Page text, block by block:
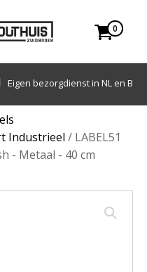
0
BE. Afhalen ook mogelijk.
Industrieel / LABEL51
- Metaal - 40 cm